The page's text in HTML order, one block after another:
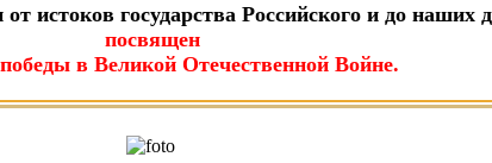
истоков государства Российского и до наших
посвящен
в Великой Отечественной Войне.